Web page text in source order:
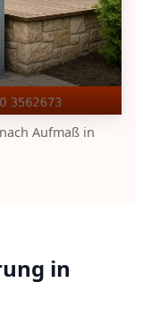
Aufmaß in
in